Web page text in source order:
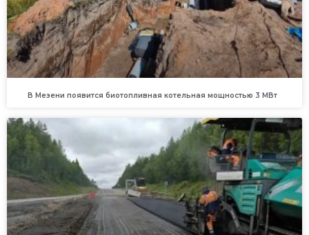
В Мезени появится биотопливная котельная мощностью 3 МВт